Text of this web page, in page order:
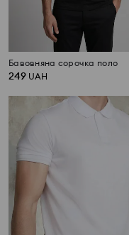
Бавовняна сорочка поло
249 UAH